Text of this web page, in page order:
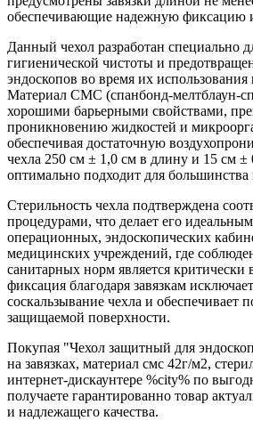
обеспечивающие надежную фиксацию
Данный чехол разработан специально
гигиенической чистоты и
эндоскопов во время их
Материал СМС (спанбонд-мелтблаун-
хорошими барьерными свойствами,
проникновению жидкостей и
обеспечивая достаточную
чехла 250 см ± 1,0 см в длину и 15 см
оптимально подходит для большинства
Стерильность чехла подтверждена
процедурами, что делает его
операционных, эндоскопических
медицинских учреждений, где
санитарных норм является
фиксация благодаря завязкам
соскальзывание чехла и обеспечивает
защищаемой поверхности.
Покупая "Чехол защитный для
на завязках, материал смс 42г/м2,
интернет-дискаунтере %city% по
получаете гарантированно товар
и надлежащего качества.